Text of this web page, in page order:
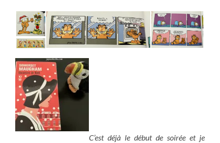
C’est déjà le début de soirée et je